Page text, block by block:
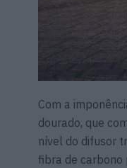
Com a
dourado, que
nível do difusor
fibra de carbono